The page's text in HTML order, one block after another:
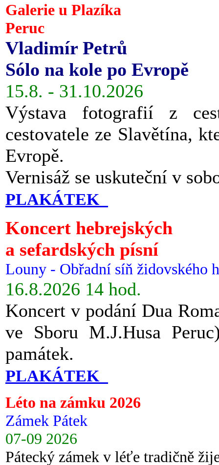
Galerie u Plazíka
Peruc
Vladimír Petrů
Sólo na kole po Evropě
15.8. - 31.10.2026
Výstava fotografií z
cestovatele ze Slavětína,
Evropě.
Vernisáž se uskuteční v
PLAKÁTEK
Koncert hebrejských
a sefardských písní
Louny - Obřadní síň židovského
16.8.2026 14 hod.
Koncert v podání Dua
ve Sboru M.J.Husa
památek.
PLAKÁTEK
Léto na zámku 2026
Zámek Pátek
07-09 2026
Pátecký zámek v léťe tradičně